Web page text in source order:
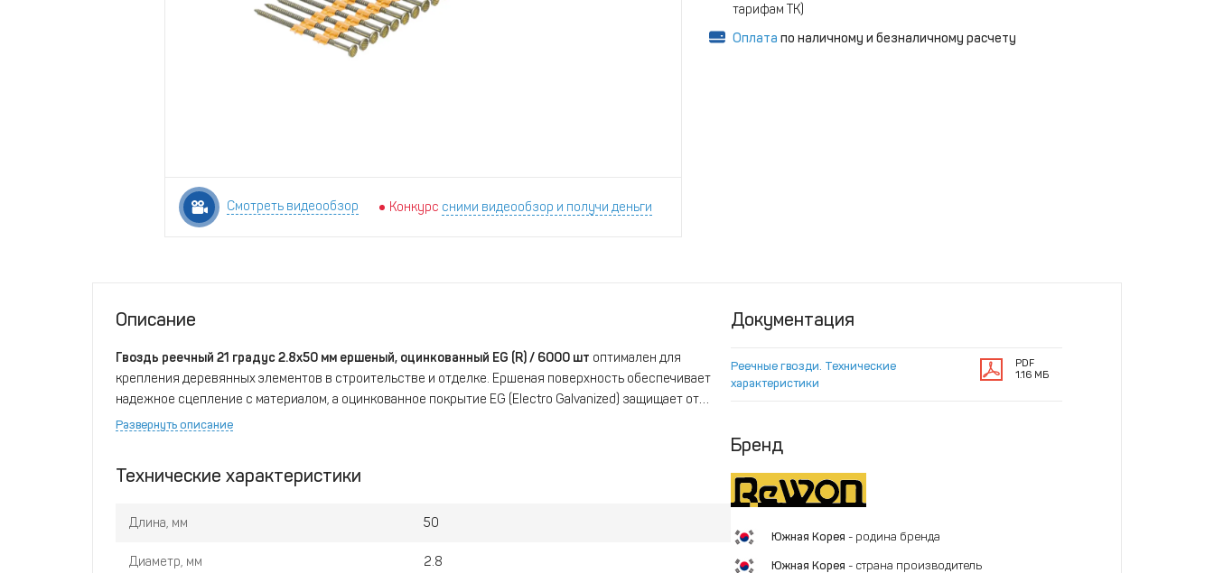
Смотреть видеообзор Конкурс сними видеообзор и получи деньги
тарифам ТК)
Оплата по наличному и безналичному расчету
Описание
Гвоздь реечный 21 градус 2.8x50 мм ершеный, оцинкованный EG (R) / 6000 шт оптимален для
крепления деревянных элементов в строительстве и отделке. Ершеная поверхность обеспечивает
надежное сцепление с материалом, а оцинкованное покрытие EG (Electro Galvanized) защищает от
коррозии, продлевая срок службы соединения. Идеально подходит для пневматических
Развернуть описание
Технические характеристики
Длина, мм 50
Диаметр, мм 2.8
Документация
Реечные гвозди. Технические
характеристики
PDF
1.16 МБ
Бренд
Южная Корея - родина бренда
Южная Корея - страна производитель